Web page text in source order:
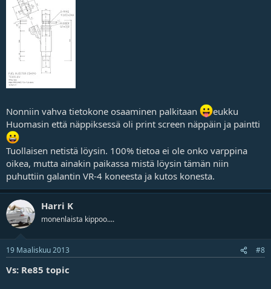
Nonniin vahva tietokone osaaminen palkitaan
eukku
Huomasin että näppiksessä oli print screen näppäin ja paintti
Tuollaisen netistä löysin. 100% tietoa ei ole onko varppina
oikea, mutta ainakin paikassa mistä löysin tämän niin
puhuttiin galantin VR-4 koneesta ja kutos konesta.
Harri K
monenlaista kippoo....
19 Maaliskuu 2013 #8
Vs: Re85 topic